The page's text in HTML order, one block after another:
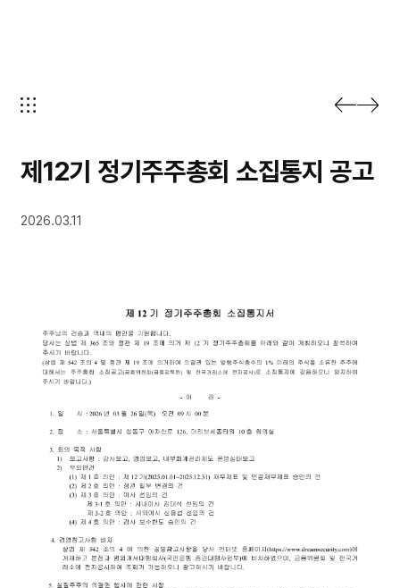
제12기 정기주주총회 소집통지 공고
2026.03.11